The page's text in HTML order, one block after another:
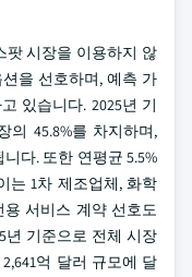
팟 시장을 이용하지 않
을 선호하며, 예측 가
있습니다. 2025년 기
의 45.8%를 차지하며,
다. 또한 연평균 5.5%
는 1차 제조업체, 화학
서비스 계약 선호도
년 기준으로 전체 시장
억 달러 규모에 달